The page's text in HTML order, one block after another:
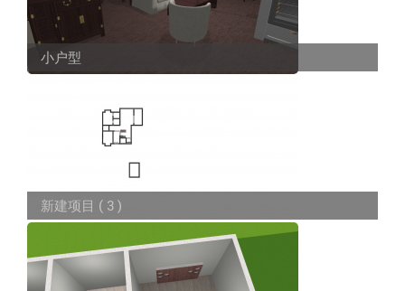
小户型
新建项目 ( 3 )